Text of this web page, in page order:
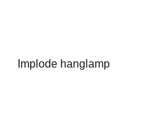
Implode hanglamp